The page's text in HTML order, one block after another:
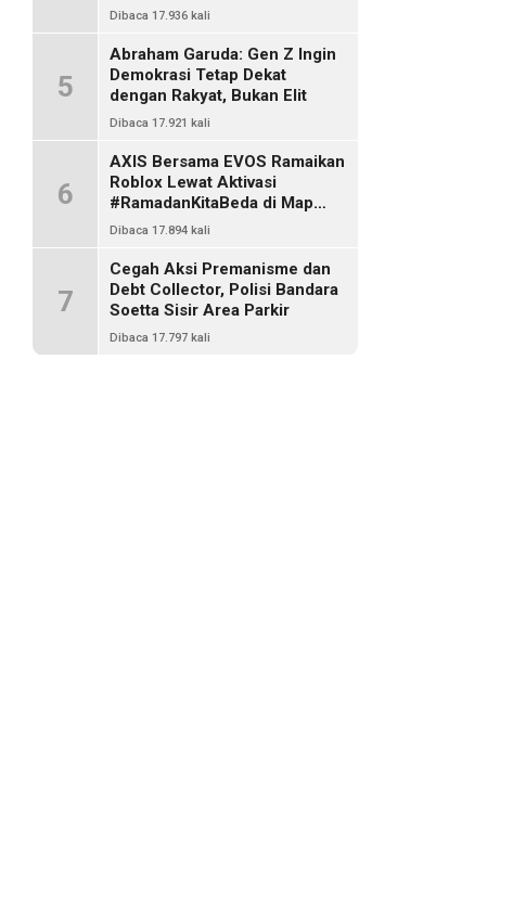
Dibaca 17.936 kali
5
Abraham Garuda: Gen Z Ingin
Demokrasi Tetap Dekat
dengan Rakyat, Bukan Elit
Dibaca 17.921 kali
6
AXIS Bersama EVOS Ramaikan
Roblox Lewat Aktivasi
#RamadanKitaBeda di Map
Indo Chat
Dibaca 17.894 kali
7
Cegah Aksi Premanisme dan
Debt Collector, Polisi Bandara
Soetta Sisir Area Parkir
Dibaca 17.797 kali